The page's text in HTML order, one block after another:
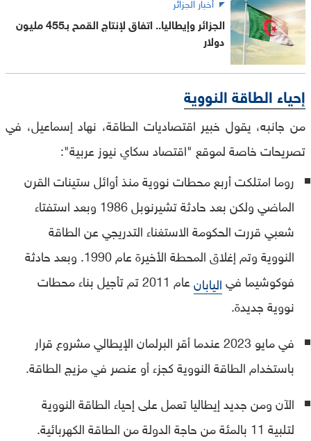
الجزائر وإيطاليا.. اتفاق لإنتاج القمح بـ455 مليون
دولار
إحياء الطاقة النووية
من جانبه، يقول خبير اقتصاديات الطاقة، نهاد إسماعيل، في
تصريحات خاصة لموقع "اقتصاد سكاي نيوز عربية":
روما امتلكت أربع محطات نووية منذ أوائل ستينات القرن
الماضي ولكن بعد حادثة تشيرنوبل 1986 وبعد استفتاء
شعبي قررت الحكومة الاستغناء التدريجي عن الطاقة
النووية وتم إغلاق المحطة الأخيرة عام 1990. وبعد حادثة
فوكوشيما فياليابان
عام 2011 تم تأجيل بناء محطات
نووية جديدة.
في مايو 2023 عندما أقر البرلمان الإيطالي مشروع قرار
باستخدام الطاقة النووية كجزء أو عنصر في مزيج الطاقة.
الآن ومن جديد إيطاليا تعمل على إحياء الطاقة النووية
لتلبية 11 بالمئة من حاجة الدولة من الطاقة الكهربائية.